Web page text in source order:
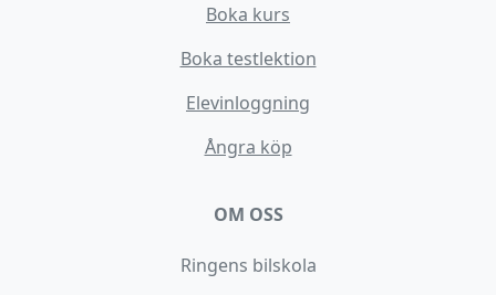
Boka kurs
Boka testlektion
Elevinloggning
Ångra köp
OM OSS
Ringens bilskola